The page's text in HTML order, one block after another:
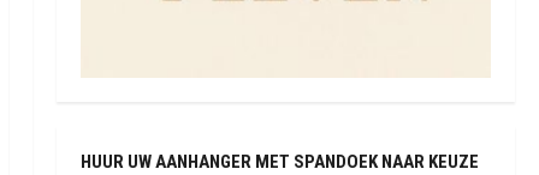
HUUR UW AANHANGER MET SPANDOEK NAAR KEUZE